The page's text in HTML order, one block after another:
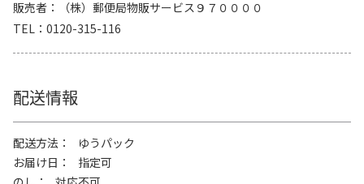
販売者
（株）郵便局物販サービス９７００００
TEL
0120-315-116
配送情報
配送方法
ゆうパック
お届け日
指定可